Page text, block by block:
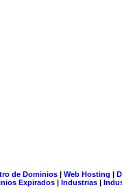
de Dominios| Web Hosting |
Expirados | Industrias |